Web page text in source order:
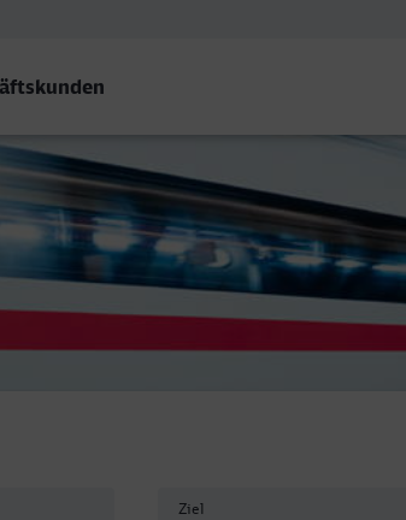
Hbf
Ziel